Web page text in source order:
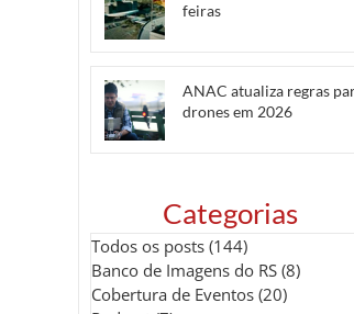
feiras
ANAC atualiza regras
drones em 2026
Categorias
Todos os posts (144)
Banco de Imagens do RS (8)
Cobertura de Eventos (20)